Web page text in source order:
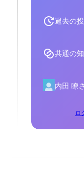
過去の
共通の
内田 瞭
ロ